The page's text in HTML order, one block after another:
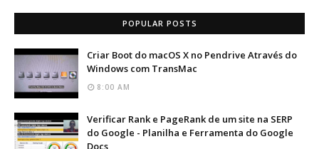
POPULAR POSTS
Criar Boot do macOS X no Pendrive Através do
Windows com TransMac
8:00 AM
Verificar Rank e PageRank de um site na SERP
do Google - Planilha e Ferramenta do Google
Docs